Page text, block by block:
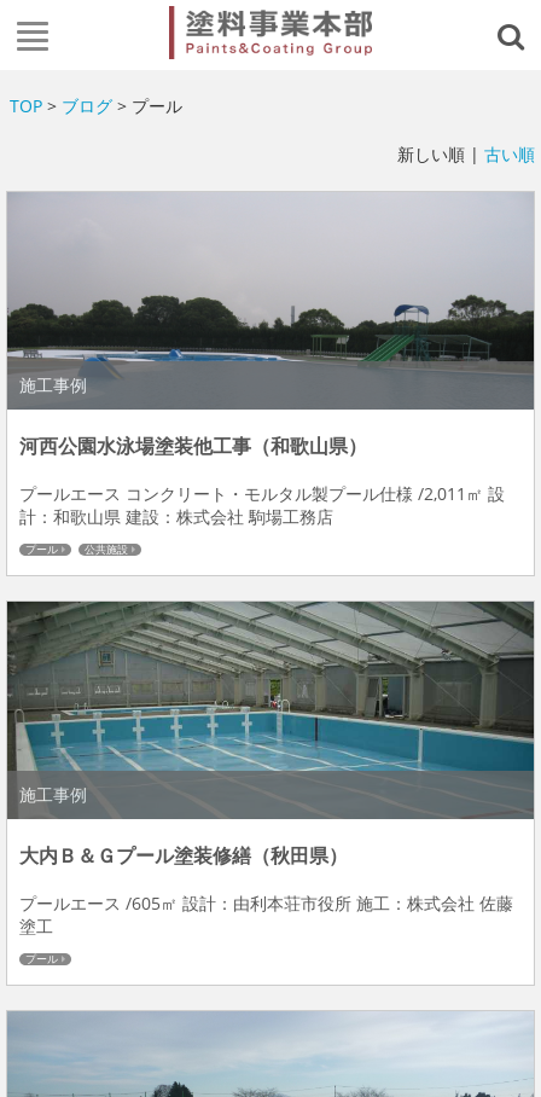
TOP> ブログ> プール
新しい順 | 古い順
施工事例
河西公園水泳場塗装他工事（和歌山県）
プールエース コンクリート・モルタル製プール仕様 /2,011㎡ 設
計：和歌山県 建設：株式会社 駒場工務店
プール 公共施設
施工事例
大内Ｂ＆Ｇプール塗装修繕（秋田県）
プールエース /605㎡ 設計：由利本荘市役所 施工：株式会社 佐藤
塗工
プール